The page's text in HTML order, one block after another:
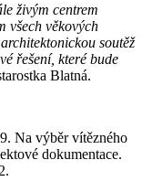
živým centrem
všech věkových
soutěž
řešení, které bude
Blatná.
Na výběr vítězného
dokumentace.